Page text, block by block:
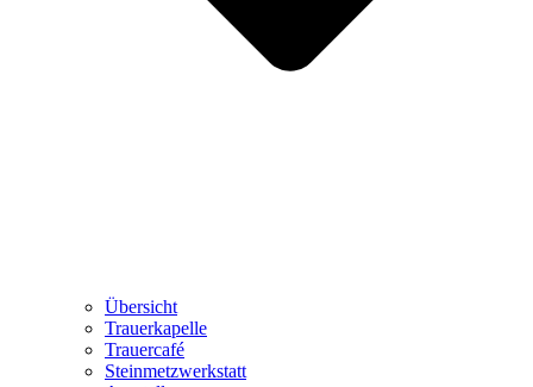
Übersicht
Trauerkapelle
Trauercafé
Steinmetzwerkstatt